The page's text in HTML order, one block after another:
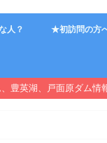
人？ ★初訪問の方
豊英湖、戸面原ダム情